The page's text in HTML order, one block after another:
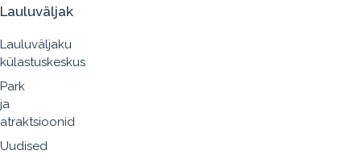
Lauluväljak
Lauluväljaku
külastuskeskus
Park
ja
atraktsioonid
Uudised